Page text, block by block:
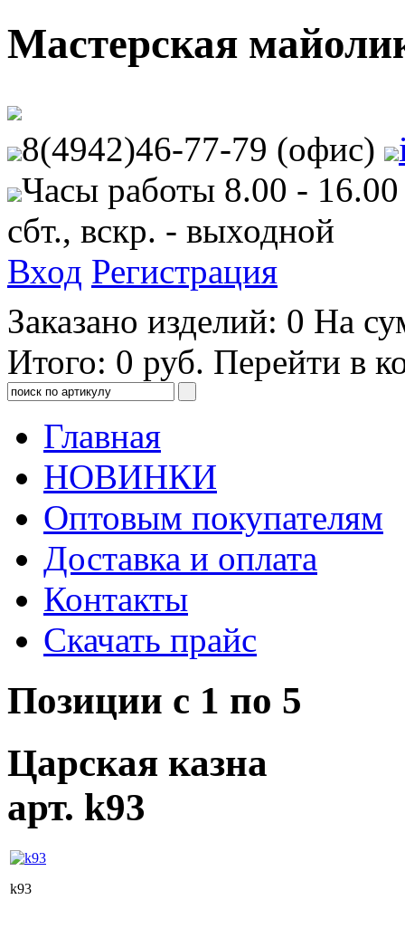
Мастерская
8(4942)46-77-79 (офис)
Часы работы 8.00 - 16.00
сбт., вскр. - выходной
Вход Регистрация
Заказано изделий: 0 На
Итого: 0 руб. Перейти в
Главная
НОВИНКИ
Оптовым покупателям
Доставка и оплата
Контакты
Скачать прайс
Позиции с 1 по 5
Царская казна
арт. k93
k93